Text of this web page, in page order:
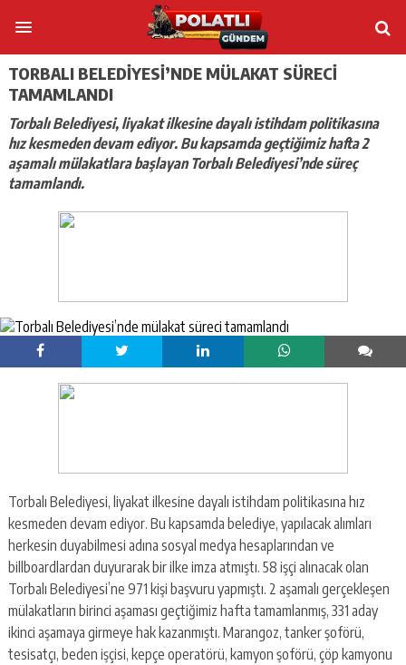
TORBALI BELEDIYESI’NDE MÜLAKAT SÜRECI
TAMAMLANDI
Torbalı Belediyesi, liyakat ilkesine dayalı istihdam politikasına
hız kesmeden devam ediyor. Bu kapsamda geçtiğimiz hafta 2
aşamalı mülakatlara başlayan Torbalı Belediyesi’nde süreç
tamamlandı.
Torbalı Belediyesi, liyakat ilkesine dayalı istihdam politikasına hız
kesmeden devam ediyor. Bu kapsamda belediye, yapılacak alımları
herkesin duyabilmesi adına sosyal medya hesaplarından ve
billboardlardan duyurarak bir ilke imza atmıştı. 58 işçi alınacak olan
Torbalı Belediyesi’ne 971 kişi başvuru yapmıştı. 2 aşamalı gerçekleşen
mülakatların birinci aşaması geçtiğimiz hafta tamamlanmış, 331 aday
ikinci aşamaya girmeye hak kazanmıştı. Marangoz, tanker şoförü,
tesisatçı, beden işçisi, kepçe operatörü, kamyon şoförü, çöp kamyonu